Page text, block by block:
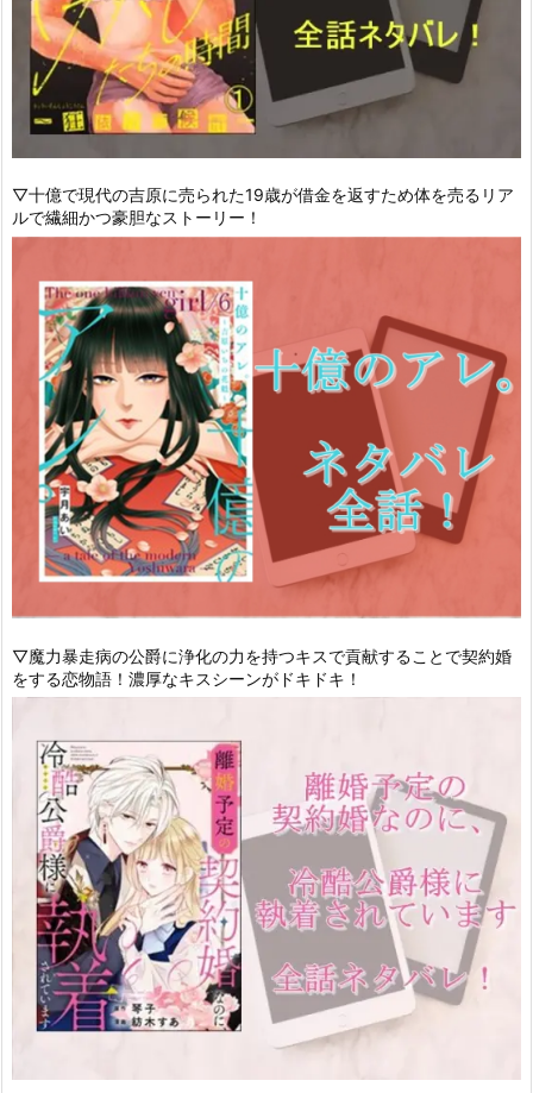
▽十億で現代の吉原に売られた19歳が借金を返すため体を売るリア
ルで繊細かつ豪胆なストーリー！
▽魔力暴走病の公爵に浄化の力を持つキスで貢献することで契約婚
をする恋物語！濃厚なキスシーンがドキドキ！